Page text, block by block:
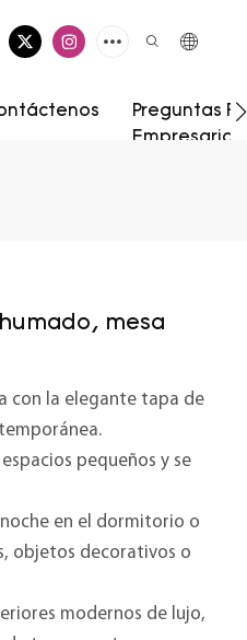
Preguntas
mesa
con la elegante tapa de
pequeños y se
en el dormitorio o
objetos decorativos o
modernos de lujo,